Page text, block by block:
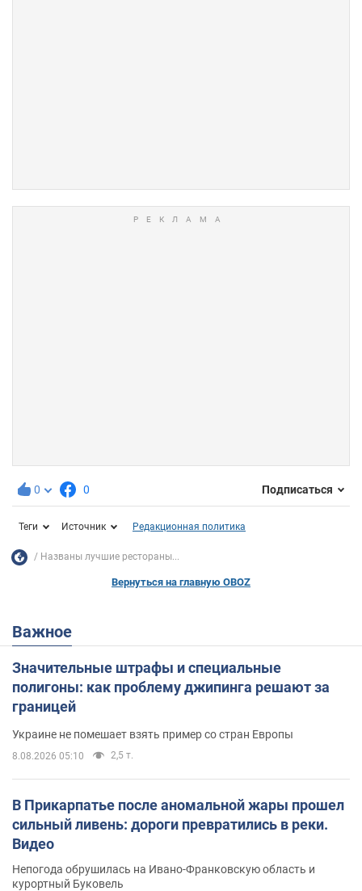
0 0 Подписаться
Теги Источник Редакционная политика
Названы лучшие рестораны...
Вернуться на главную OBOZ
Важное
Значительные штрафы и специальные
полигоны: как проблему джипинга решают за
границей
Украине не помешает взять пример со стран Европы
8.08.2026 05:10 2,5 т.
В Прикарпатье после аномальной жары прошел
сильный ливень: дороги превратились в реки.
Видео
Непогода обрушилась на Ивано-Франковскую область и
курортный Буковель